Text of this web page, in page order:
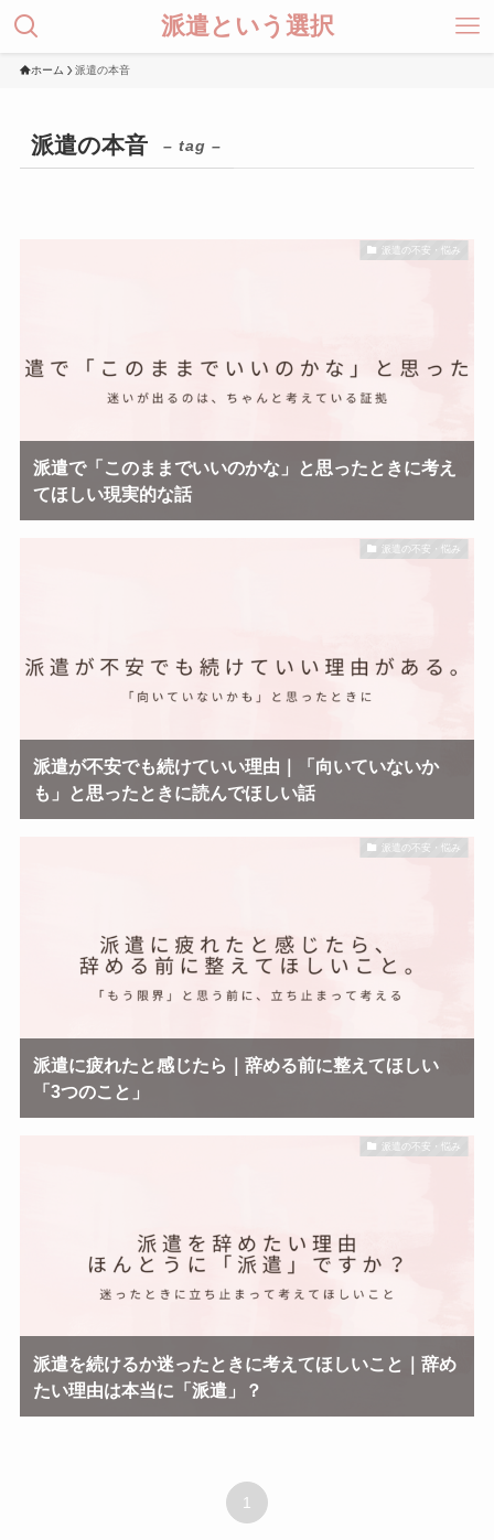
派遣という選択
ホーム 派遣の本音
派遣の本音 – tag –
派遣の不安・悩み
派遣で「このままでいいのかな」と思ったときに考え
てほしい現実的な話
派遣の不安・悩み
派遣が不安でも続けていい理由｜「向いていないか
も」と思ったときに読んでほしい話
派遣の不安・悩み
派遣に疲れたと感じたら｜辞める前に整えてほしい
「3つのこと」
派遣の不安・悩み
派遣を続けるか迷ったときに考えてほしいこと｜辞め
たい理由は本当に「派遣」？
1